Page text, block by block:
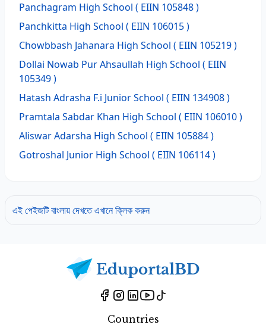
Panchagram High School ( EIIN 105848 )
Panchkitta High School ( EIIN 106015 )
Chowbbash Jahanara High School ( EIIN 105219 )
Dollai Nowab Pur Ahsaullah High School ( EIIN
105349 )
Hatash Adrasha F.i Junior School ( EIIN 134908 )
Pramtala Sabdar Khan High School ( EIIN 106010 )
Aliswar Adarsha High School ( EIIN 105884 )
Gotroshal Junior High School ( EIIN 106114 )
এই পেইজটি বাংলায় দেখতে এখানে ক্লিক করুন
Countries